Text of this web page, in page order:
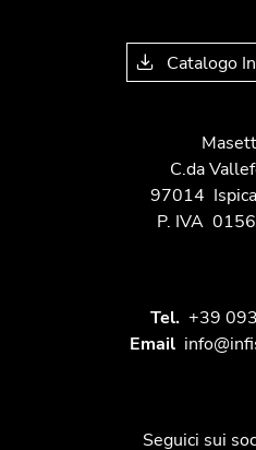
Catalogo
C.da
97014 Ispica
P. IVA
Tel. +39
Email
Seguici sui